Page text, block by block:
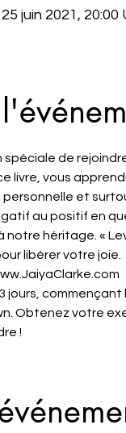
juin 2021, 20:00
spéciale de
livre, vous
et
au positif en
héritage. «
libérer votre joie.
Obtenez votre
!